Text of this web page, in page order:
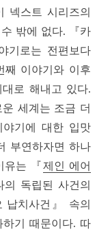
넥스트 시리즈의
밖에 없다. 『카
기로는 전편보다
째 이야기와 이후
로 해내고 있다.
세계는 조금 더
야기에 대한 입맛
부연하자면 하나
유는 『제인 에어
의 독립된 사건의
납치사건』 속의
기 때문이다. 따